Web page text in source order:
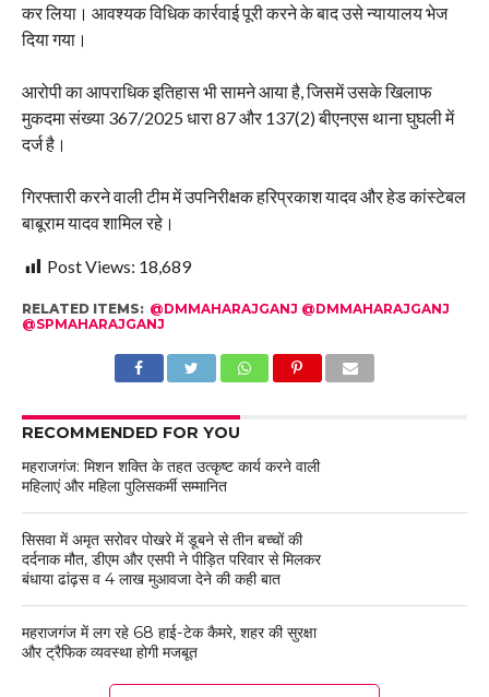
कर लिया। आवश्यक विधिक कार्रवाई पूरी करने के बाद उसे न्यायालय भेज
दिया गया।
आरोपी का आपराधिक इतिहास भी सामने आया है, जिसमें उसके खिलाफ
मुकदमा संख्या 367/2025 धारा 87 और 137(2) बीएनएस थाना घुघली में
दर्ज है।
गिरफ्तारी करने वाली टीम में उपनिरीक्षक हरिप्रकाश यादव और हेड कांस्टेबल
बाबूराम यादव शामिल रहे।
Post Views: 18,689
RELATED ITEMS: @DMMAHARAJGANJ @DMMAHARAJGANJ
@SPMAHARAJGANJ
RECOMMENDED FOR YOU
महराजगंज: मिशन शक्ति के तहत उत्कृष्ट कार्य करने वाली
महिलाएं और महिला पुलिसकर्मी सम्मानित
सिसवा में अमृत सरोवर पोखरे में डूबने से तीन बच्चों की
दर्दनाक मौत, डीएम और एसपी ने पीड़ित परिवार से मिलकर
बंधाया ढांढ़स व 4 लाख मुआवजा देने की कही बात
महराजगंज में लग रहे 68 हाई-टेक कैमरे, शहर की सुरक्षा
और ट्रैफिक व्यवस्था होगी मजबूत